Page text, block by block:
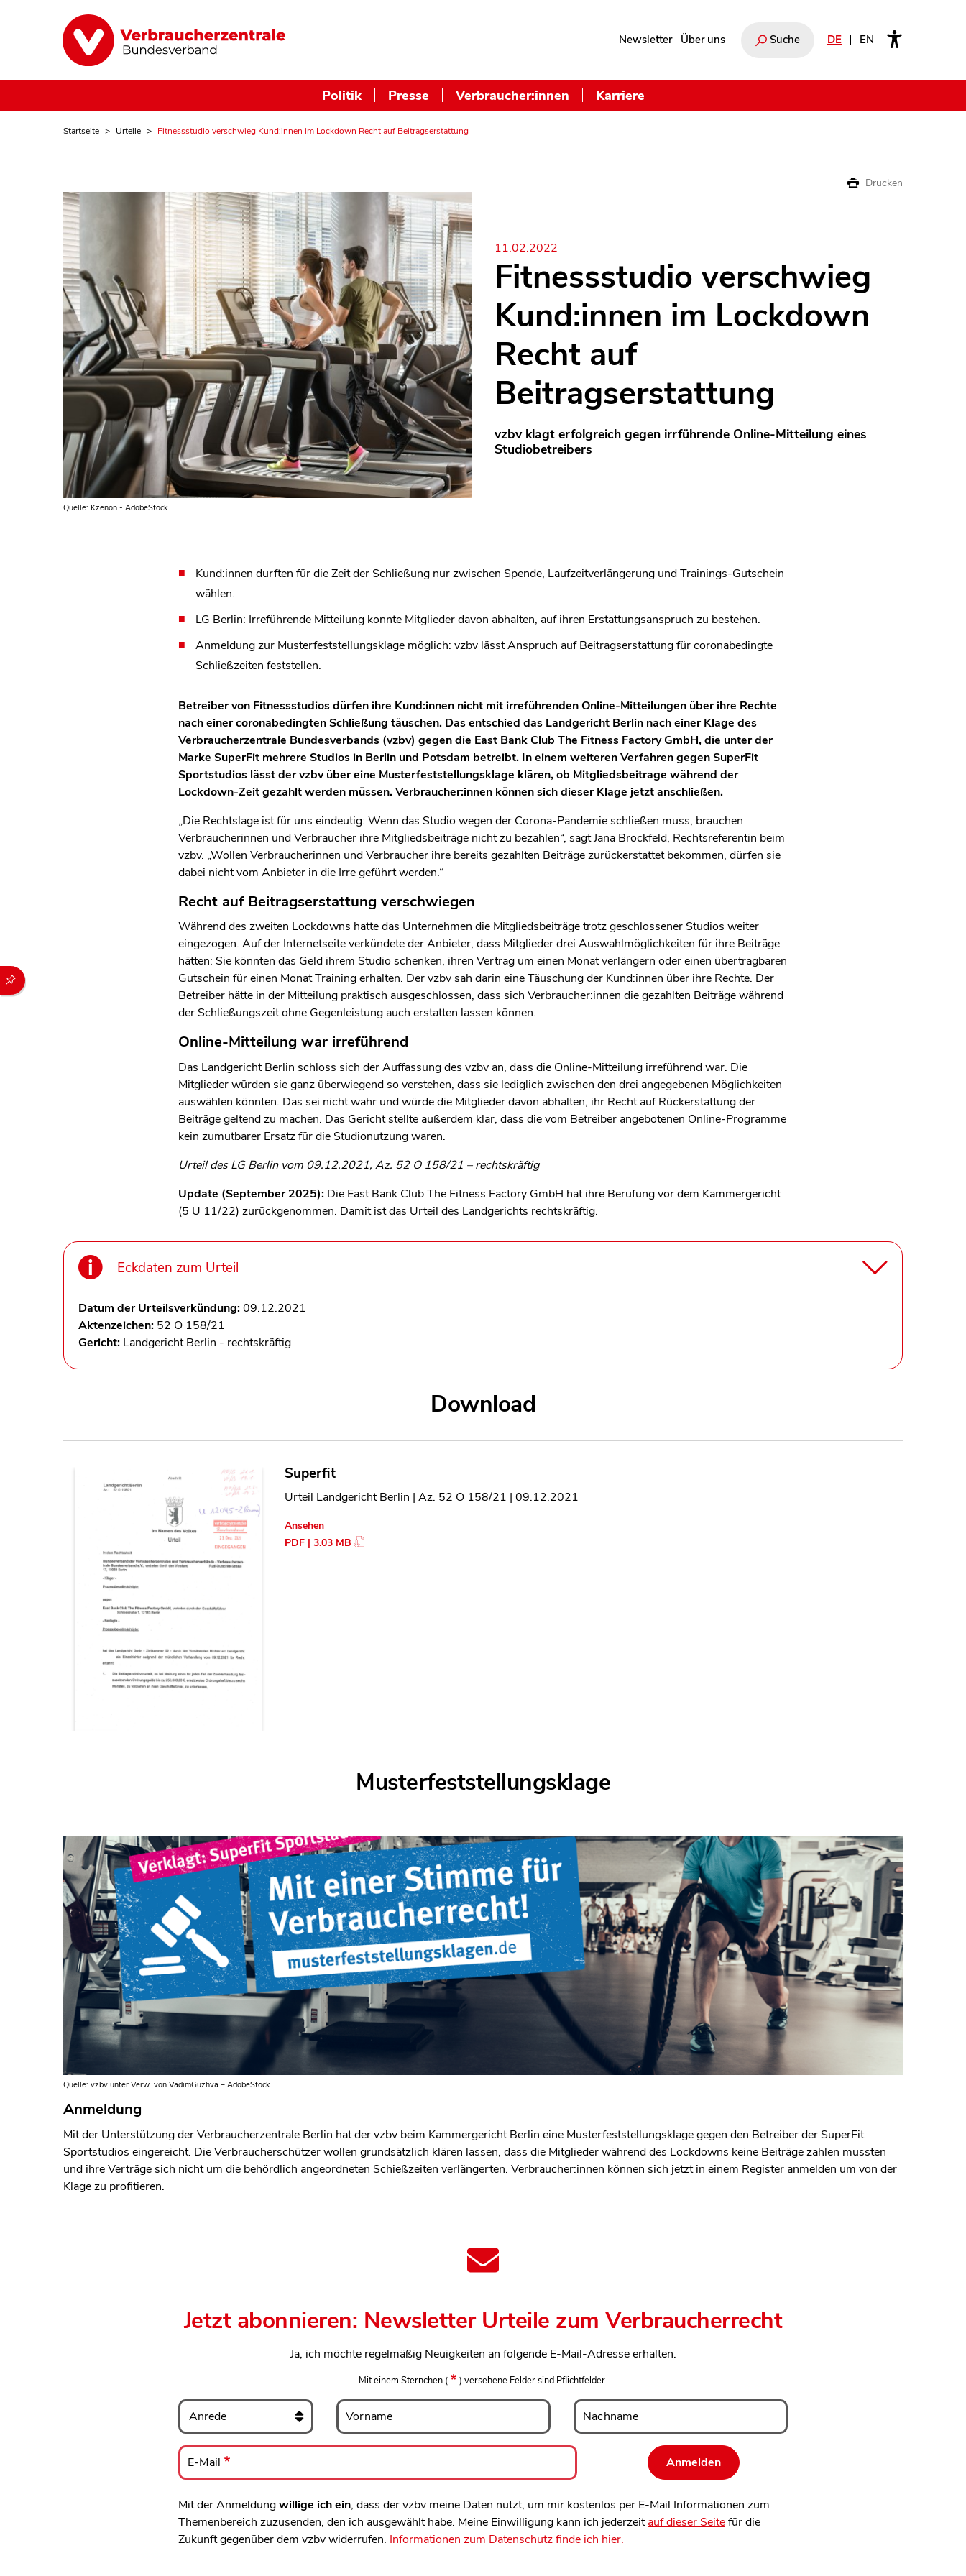
Newsletter Über uns Suche DE EN
Politik Presse Verbraucher:innen Karriere
Durch die folgenden Buttons können Sie direkt auf einen speziellen Bereich des Inhaltes springen
Startseite Urteile Fitnessstudio verschwieg Kund:innen im Lockdown Recht auf Beitragserstattung
Drucken
Quelle: Kzenon - AdobeStock
11.02.2022
Fitnessstudio verschwieg
Kund:innen im Lockdown
Recht auf
Beitragserstattung
vzbv klagt erfolgreich gegen irrführende Online-Mitteilung eines
Studiobetreibers
Kund:innen durften für die Zeit der Schließung nur zwischen Spende, Laufzeitverlängerung und Trainings-Gutschein
wählen.
LG Berlin: Irreführende Mitteilung konnte Mitglieder davon abhalten, auf ihren Erstattungsanspruch zu bestehen.
Anmeldung zur Musterfeststellungsklage möglich: vzbv lässt Anspruch auf Beitragserstattung für coronabedingte
Schließzeiten feststellen.
Betreiber von Fitnessstudios dürfen ihre Kund:innen nicht mit irreführenden Online-Mitteilungen über ihre Rechte
nach einer coronabedingten Schließung täuschen. Das entschied das Landgericht Berlin nach einer Klage des
Verbraucherzentrale Bundesverbands (vzbv) gegen die East Bank Club The Fitness Factory GmbH, die unter der
Marke SuperFit mehrere Studios in Berlin und Potsdam betreibt. In einem weiteren Verfahren gegen SuperFit
Sportstudios lässt der vzbv über eine Musterfeststellungsklage klären, ob Mitgliedsbeitrage während der
Lockdown-Zeit gezahlt werden müssen. Verbraucher:innen können sich dieser Klage jetzt anschließen.
„Die Rechtslage ist für uns eindeutig: Wenn das Studio wegen der Corona-Pandemie schließen muss, brauchen
Verbraucherinnen und Verbraucher ihre Mitgliedsbeiträge nicht zu bezahlen“, sagt Jana Brockfeld, Rechtsreferentin beim
vzbv. „Wollen Verbraucherinnen und Verbraucher ihre bereits gezahlten Beiträge zurückerstattet bekommen, dürfen sie
dabei nicht vom Anbieter in die Irre geführt werden.“
Recht auf Beitragserstattung verschwiegen
Während des zweiten Lockdowns hatte das Unternehmen die Mitgliedsbeiträge trotz geschlossener Studios weiter
eingezogen. Auf der Internetseite verkündete der Anbieter, dass Mitglieder drei Auswahlmöglichkeiten für ihre Beiträge
hätten: Sie könnten das Geld ihrem Studio schenken, ihren Vertrag um einen Monat verlängern oder einen übertragbaren
Gutschein für einen Monat Training erhalten. Der vzbv sah darin eine Täuschung der Kund:innen über ihre Rechte. Der
Betreiber hätte in der Mitteilung praktisch ausgeschlossen, dass sich Verbraucher:innen die gezahlten Beiträge während
der Schließungszeit ohne Gegenleistung auch erstatten lassen können.
Online-Mitteilung war irreführend
Das Landgericht Berlin schloss sich der Auffassung des vzbv an, dass die Online-Mitteilung irreführend war. Die
Mitglieder würden sie ganz überwiegend so verstehen, dass sie lediglich zwischen den drei angegebenen Möglichkeiten
auswählen könnten. Das sei nicht wahr und würde die Mitglieder davon abhalten, ihr Recht auf Rückerstattung der
Beiträge geltend zu machen. Das Gericht stellte außerdem klar, dass die vom Betreiber angebotenen Online-Programme
kein zumutbarer Ersatz für die Studionutzung waren.
Urteil des LG Berlin vom 09.12.2021, Az. 52 O 158/21 – rechtskräftig
Update (September 2025): Die East Bank Club The Fitness Factory GmbH hat ihre Berufung vor dem Kammergericht
(5 U 11/22) zurückgenommen. Damit ist das Urteil des Landgerichts rechtskräftig.
Eckdaten zum Urteil
Datum der Urteilsverkündung:09.12.2021
Aktenzeichen: 52 O 158/21
Gericht: Landgericht Berlin - rechtskräftig
Download
Superfit
Urteil Landgericht Berlin | Az. 52 O 158/21 | 09.12.2021
Ansehen
PDF | 3.03 MB
Musterfeststellungsklage
Quelle: vzbv unter Verw. von VadimGuzhva – AdobeStock
Anmeldung
Mit der Unterstützung der Verbraucherzentrale Berlin hat der vzbv beim Kammergericht Berlin eine Musterfeststellungsklage gegen den Betreiber der SuperFit
Sportstudios eingereicht. Die Verbraucherschützer wollen grundsätzlich klären lassen, dass die Mitglieder während des Lockdowns keine Beiträge zahlen mussten
und ihre Verträge sich nicht um die behördlich angeordneten Schießzeiten verlängerten. Verbraucher:innen können sich jetzt in einem Register anmelden um von der
Klage zu profitieren.
Jetzt abonnieren: Newsletter Urteile zum Verbraucherrecht
Ja, ich möchte regelmäßig Neuigkeiten an folgende E-Mail-Adresse erhalten.
Mit einem Sternchen ( ) versehene Felder sind Pflichtfelder.
Anrede Vorname
Vorname
Nachname
Nachname
E-
Mail
E-Mail
Mit der Anmeldungwillige ich ein, dass der vzbv meine Daten nutzt, um mir kostenlos per E-Mail Informationen zum
Themenbereich zuzusenden, den ich ausgewählt habe. Meine Einwilligung kann ich jederzeitauf dieser Seitefür die
Zukunft gegenüber dem vzbv widerrufen. Informationen zum Datenschutz finde ich hier.